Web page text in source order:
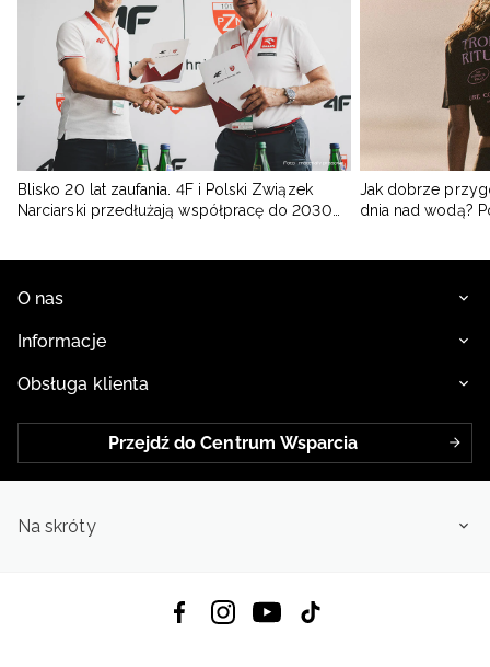
Blisko 20 lat zaufania. 4F i Polski Związek
Narciarski przedłużają współpracę do 2030
Jak dobrze
dnia nad wodą?
O nas
Informacje
Obsługa klienta
Przejdź do Centrum Wsparcia
Na skróty